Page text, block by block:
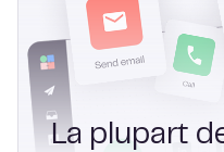
La plupart